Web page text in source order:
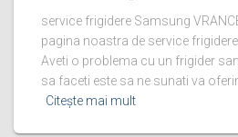
service frigidere Samsung
pagina noastra de service
Aveti o problema cu un frigider
sa faceti este sa ne sunati va
Citește mai mult